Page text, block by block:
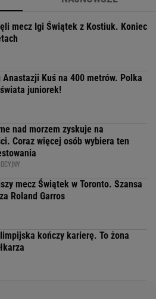
mecz Igi Świątek z Kostiuk. Koniec
Kuś na 400 metrów. Polka
juniorek!
nad morzem zyskuje na
Coraz więcej osób wybiera ten
mecz Świątek w Toronto. Szansa
Roland Garros
kończy karierę. To żona